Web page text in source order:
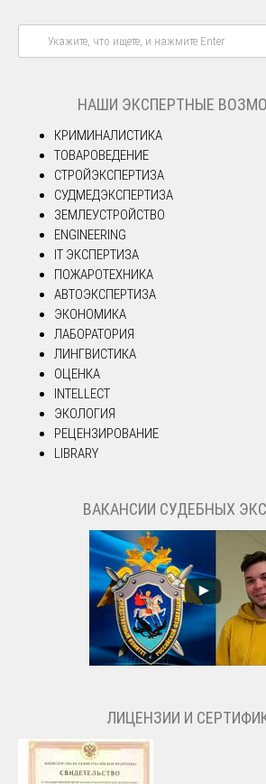
НАШИ ЭКСПЕРТНЫЕ
КРИМИНАЛИСТИКА
ТОВАРОВЕДЕНИЕ
СТРОЙЭКСПЕРТИЗА
СУДМЕДЭКСПЕРТИЗА
ЗЕМЛЕУСТРОЙСТВО
ENGINEERING
IT ЭКСПЕРТИЗА
ПОЖАРОТЕХНИКА
АВТОЭКСПЕРТИЗА
ЭКОНОМИКА
ЛАБОРАТОРИЯ
ЛИНГВИСТИКА
ОЦЕНКА
INTELLECT
ЭКОЛОГИЯ
РЕЦЕНЗИРОВАНИЕ
LIBRARY
ВАКАНСИИ СУДЕБНЫХ
ЛИЦЕНЗИИ И